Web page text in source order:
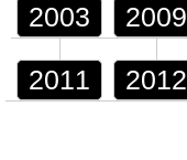
2003 2009
2011 2012